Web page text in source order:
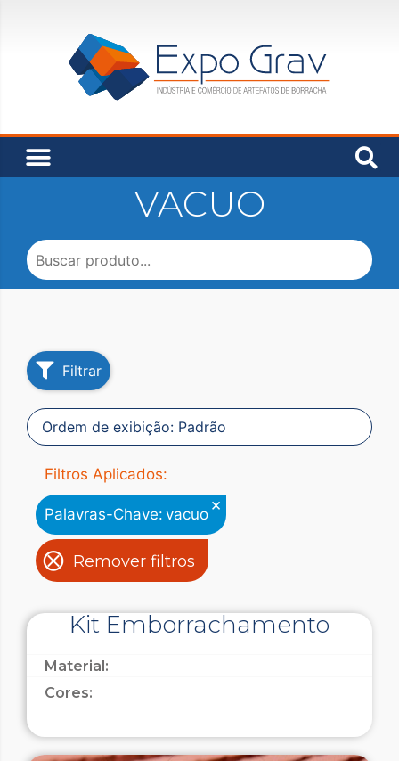
VACUO
Filtrar
Filtros Aplicados:
Palavras-Chave: vacuo ×
Remover filtros
Kit Emborrachamento
Material:
Cores: